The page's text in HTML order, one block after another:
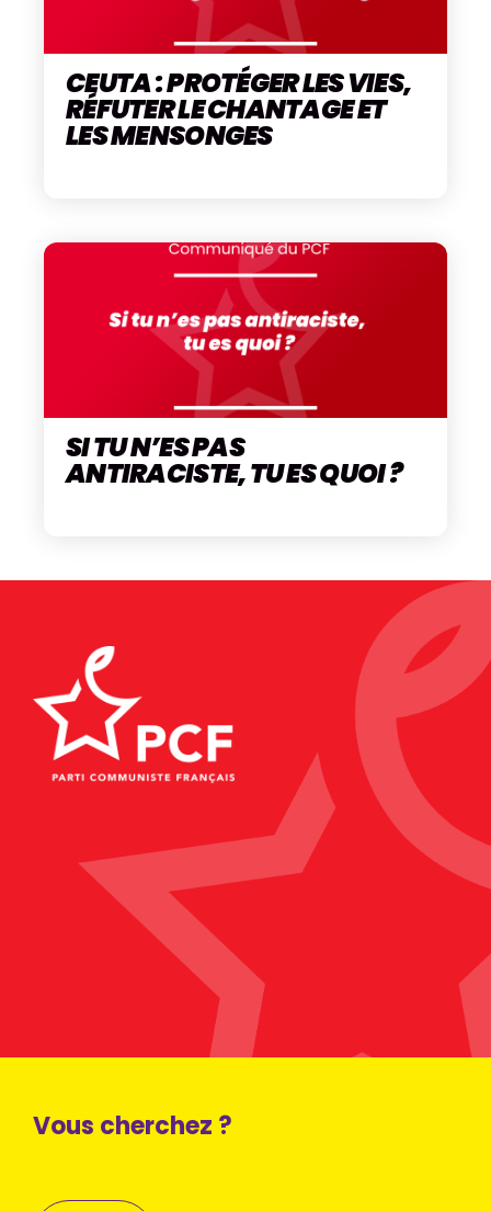
CEUTA : PROTÉGER LES VIES,
RÉFUTER LE CHANTAGE ET
LES MENSONGES
SI TU N’ES PAS
ANTIRACISTE, TU ES QUOI ?
Vous cherchez ?